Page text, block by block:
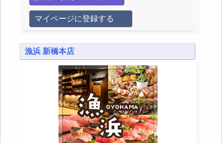
マイページに登録する
漁浜 新橋本店